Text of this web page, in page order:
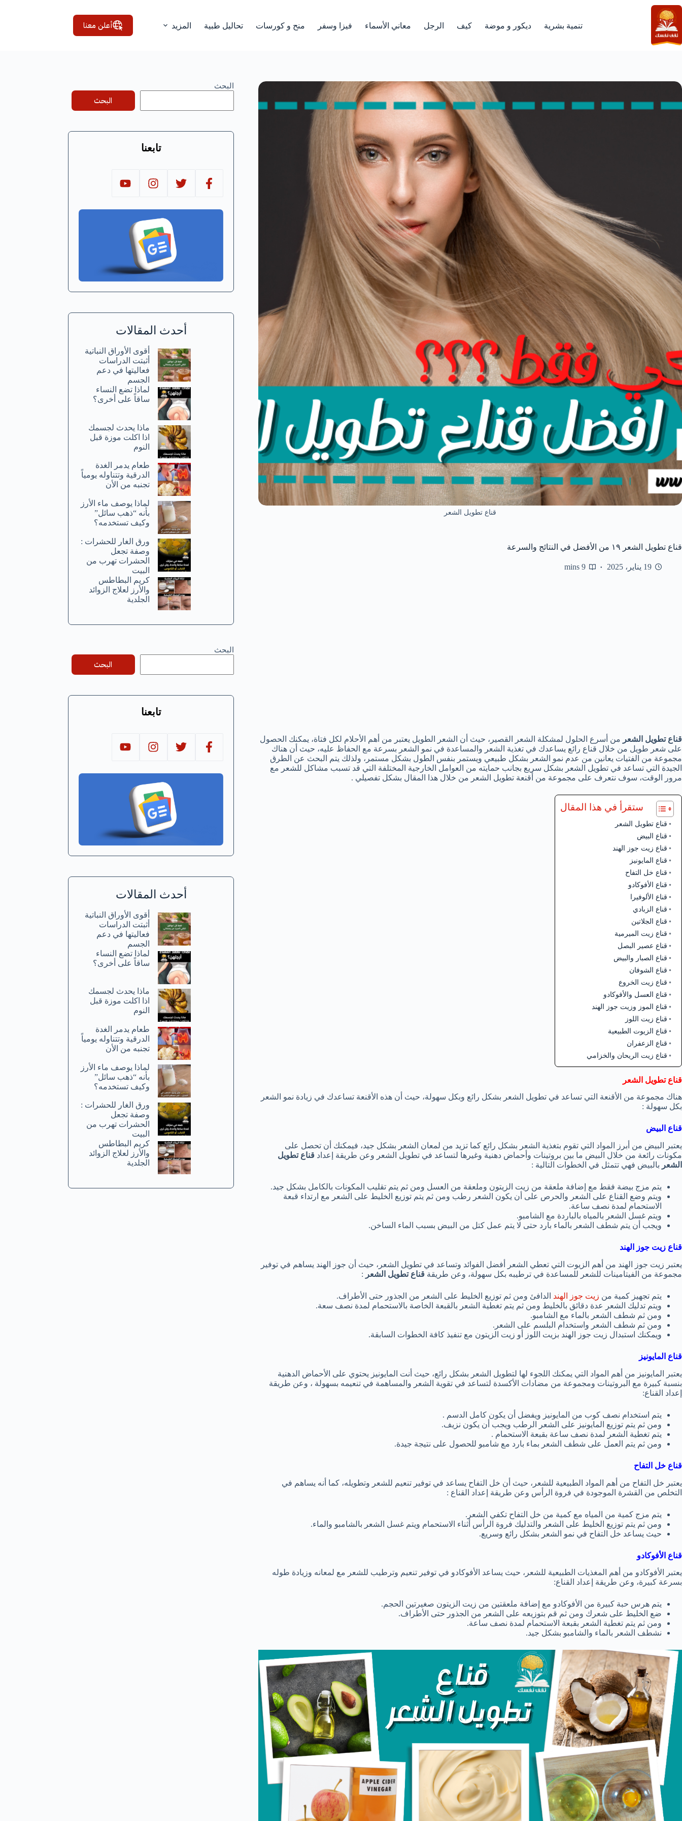
التجاوز
إلى
المحتوى
تنمية بشرية ديكور و موضة كيف الرجل معاني الأسماء فيزا وسفر منح و كورسات تحاليل طبية المزيد أعلن معنا
قناع تطويل الشعر
قناع تطويل الشعر ١٩ من الأفضل في النتائج والسرعة
19 يناير، 2025 9 mins
قناع تطويل الشعر من أسرع الحلول لمشكلة الشعر القصير، حيث أن الشعر الطويل يعتبر من أهم الأحلام لكل فتاة، يمكنك الحصول
على شعر طويل من خلال قناع رائع يساعدك في تغذية الشعر والمساعدة في نمو الشعر بسرعة مع الحفاظ عليه، حيث أن هناك
مجموعة من الفتيات يعانين من عدم نمو الشعر بشكل طبيعي ويستمر بنفس الطول بشكل مستمر، ولذلك يتم البحث عن الطرق
الجيدة التي تساعد في تطويل الشعر بشكل سريع بجانب حمايته من العوامل الخارجية المختلفة التي قد تسبب مشاكل للشعر مع
مرور الوقت، سوف نتعرف على مجموعة من أقنعة تطويل الشعر من خلال هذا المقال بشكل تفصيلي .
ستقرأ في هذا المقال
قناع تطويل الشعر
قناع البيض
قناع زيت جوز الهند
قناع المايونيز
قناع خل التفاح
قناع الأفوكادو
قناع الألوفيرا
قناع الزبادي
قناع الجلاتين
قناع زيت الميرمية
قناع عصير البصل
قناع الصبار والبيض
قناع الشوفان
قناع زيت الخروع
قناع العسل والأفوكادو
قناع الموز وزيت جوز الهند
قناع زيت اللوز
قناع الزيوت الطبيعية
قناع الزعفران
قناع زيت الريحان والخزامي
قناع تطويل الشعر
هناك مجموعة من الأقنعة التي تساعد في تطويل الشعر بشكل رائع وبكل سهولة، حيث أن هذه الأقنعة تساعدك في زيادة نمو الشعر
بكل سهولة :
قناع البيض
يعتبر البيض من أبرز المواد التي تقوم بتغذية الشعر بشكل رائع كما تزيد من لمعان الشعر بشكل جيد، فيمكنك أن تحصل على
مكونات رائعة من خلال البيض ما بين بروتينات وأحماض دهنية وغيرها لتساعد في تطويل الشعر وعن طريقة إعداد قناع تطويل
الشعر بالبيض فهي تتمثل في الخطوات التالية :
يتم مزج بيضة فقط مع إضافة ملعقة من زيت الزيتون وملعقة من العسل ومن ثم يتم تقليب المكونات بالكامل بشكل جيد.
ويتم وضع القناع على الشعر والحرص على أن يكون الشعر رطب ومن ثم يتم توزيع الخليط على الشعر مع ارتداء قبعة
الاستحمام لمدة نصف ساعة.
ويتم غسل الشعر بالمياه بالباردة مع الشامبو.
ويجب أن يتم شطف الشعر بالماء بارد حتى لا يتم عمل كتل من البيض بسبب الماء الساخن.
قناع زيت جوز الهند
يعتبر زيت جوز الهند من أهم الزيوت التي تعطي الشعر أفضل الفوائد وتساعد في تطويل الشعر، حيث أن جوز الهند يساهم في توفير
مجموعة من الفيتامينات للشعر للمساعدة في ترطيبه بكل سهولة، وعن طريقة قناع تطويل الشعر :
يتم تجهيز كمية من زيت جوز الهند الدافئ ومن ثم توزيع الخليط على الشعر من الجذور حتى الأطراف.
ويتم تدليك الشعر عدة دقائق بالخليط ومن ثم يتم تغطية الشعر بالقبعة الخاصة بالاستحمام لمدة نصف سعة.
ومن ثم شطف الشعر بالماء مع الشامبو.
ومن ثم شطف الشعر واستخدام البلسم على الشعر.
ويمكنك استبدال زيت جوز الهند بزيت اللوز أو زيت الزيتون مع تنفيذ كافة الخطوات السابقة.
قناع المايونيز
يعتبر المايونيز من أهم المواد التي يمكنك اللجوء لها لتطويل الشعر بشكل رائع، حيث أنت المايونيز يحتوي على الأحماض الدهنية
بنسبة كبيرة مع البروتينات ومجموعة من مضادات الأكسدة لتساعد في تقوية الشعر والمساهمة في تنعيمه بسهولة ، وعن طريقة
إعداد القناع:
يتم استخدام نصف كوب من المايونيز ويفضل أن يكون كامل الدسم .
ومن ثم يتم توزيع المايونيز على الشعر الرطب ويجب أن يكون نزيف.
يتم تغطية الشعر لمدة نصف ساعة بقبعة الاستحمام .
ومن ثم يتم العمل على شطف الشعر بماء بارد مع شامبو للحصول على نتيجة جيدة.
قناع خل التفاح
يعتبر خل التفاح من أهم المواد الطبيعية للشعر، حيث أن خل التفاح يساعد في توفير تنعيم للشعر وتطويله، كما أنه يساهم في
التخلص من القشرة الموجودة في فروة الرأس وعن طريقة إعداد القناع :
يتم مزج كمية من المياه مع كمية من خل التفاح تكفي الشعر.
ومن ثم يتم توزيع الخليط على الشعر والتدليك فروة الرأس أثناء الاستحمام ويتم غسل الشعر بالشامبو والماء.
حيث يساعد خل التفاح في نمو الشعر بشكل رائع وسريع.
قناع الأفوكادو
يعتبر الأفوكادو من أهم المغذيات الطبيعية للشعر، حيث يساعد الأفوكادو في توفير تنعيم وترطيب للشعر مع لمعانه وزيادة طوله
بسرعة كبيرة، وعن طريقة إعداد القناع:
يتم هرس حبة كبيرة من الأفوكادو مع إضافة ملعقتين من زيت الزيتون صغيرتين الحجم.
ضع الخليط على شعرك ومن ثم قم بتوزيعه على الشعر من الجذور حتى الأطراف.
ومن ثم يتم تغطية الشعر بقبعة الاستحمام لمدة نصف ساعة.
نشطف الشعر بالماء والشامبو بشكل جيد.
البحث
البحث
تابعنا
أحدث المقالات
أقوى الأوراق النباتية
أثبتت الدراسات
فعاليتها في دعم
الجسم
لماذا تضع النساء
ساقاً على أخرى؟
ماذا يحدث لجسمك
اذا اكلت موزة قبل
النوم
طعام يدمر الغدة
الدرقية وتتناوله يومياً
تجنبه من الأن
لماذا يوصف ماء الأرز
بأنه “ذهب سائل”
وكيف تستخدمه؟
ورق الغار للحشرات :
وصفة تجعل
الحشرات تهرب من
البيت
كريم البطاطس
والأرز لعلاج الزوائد
الجلدية
البحث
البحث
تابعنا
أحدث المقالات
أقوى الأوراق النباتية
أثبتت الدراسات
فعاليتها في دعم
الجسم
لماذا تضع النساء
ساقاً على أخرى؟
ماذا يحدث لجسمك
اذا اكلت موزة قبل
النوم
طعام يدمر الغدة
الدرقية وتتناوله يومياً
تجنبه من الأن
لماذا يوصف ماء الأرز
بأنه “ذهب سائل”
وكيف تستخدمه؟
ورق الغار للحشرات :
وصفة تجعل
الحشرات تهرب من
البيت
كريم البطاطس
والأرز لعلاج الزوائد
الجلدية